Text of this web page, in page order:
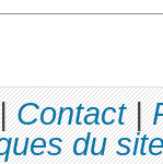
Contact|
du